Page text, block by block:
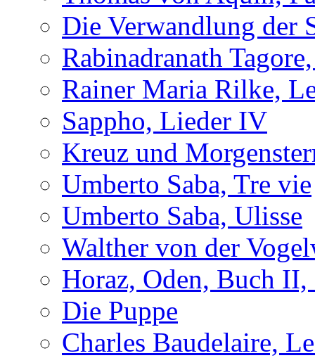
Die Verwandlung der
Rabinadranath
Rainer Maria Rilke,
Sappho, Lieder IV
Kreuz und
Umberto Saba, Tre vie
Umberto Saba, Ulisse
Walther von der
Horaz, Oden, Buch II,
Die Puppe
Charles Baudelaire,